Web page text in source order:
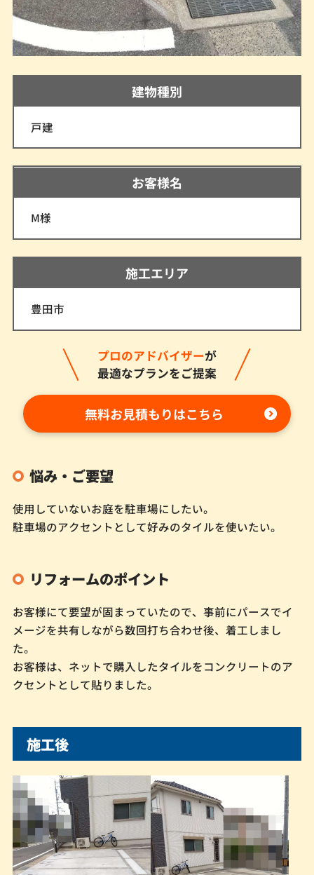
建物種別
戸建
お客様名
M様
施工エリア
豊田市
プロのアドバイザーが
最適なプランをご提案
無料お見積もりはこちら
悩み・ご要望
使用していないお庭を駐車場にしたい。
駐車場のアクセントとして好みのタイルを使いたい。
リフォームのポイント
お客様にて要望が固まっていたので、事前にパースでイ
メージを共有しながら数回打ち合わせ後、着工しまし
た。
お客様は、ネットで購入したタイルをコンクリートのア
クセントとして貼りました。
施工後